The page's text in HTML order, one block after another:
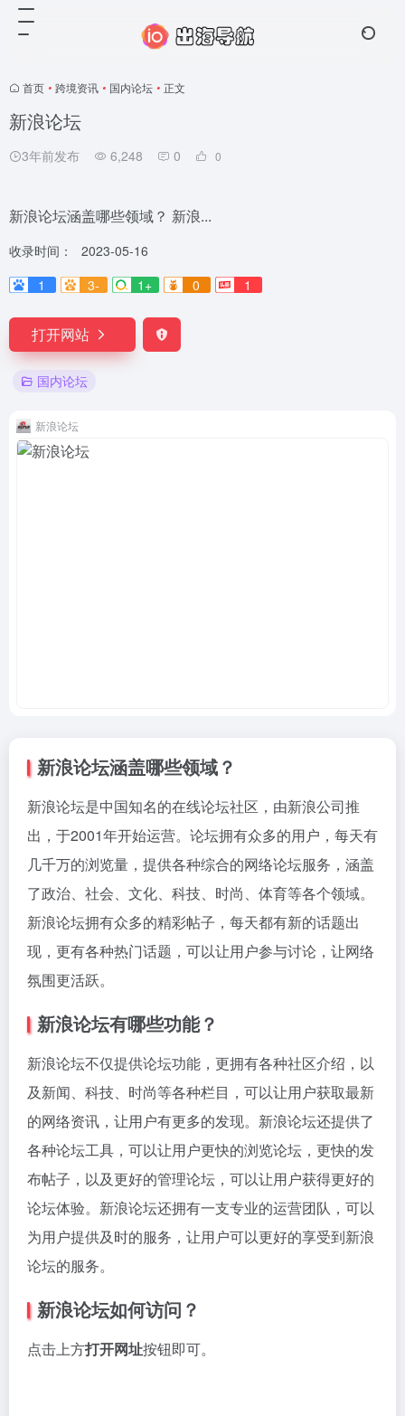
首页 • 跨境资讯 • 国内论坛 • 正文
新浪论坛
3年前发布 6,248 0 0
新浪论坛涵盖哪些领域？ 新浪...
收录时间：
2023-05-16
1
3- 1+ 0 1
打开网站
国内论坛
新浪论坛
新浪论坛涵盖哪些领域？
新浪论坛是中国知名的在线论坛社区，由新浪公司推
出，于2001年开始运营。论坛拥有众多的用户，每天有
几千万的浏览量，提供各种综合的网络论坛服务，涵盖
了政治、社会、文化、科技、时尚、体育等各个领域。
新浪论坛拥有众多的精彩帖子，每天都有新的话题出
现，更有各种热门话题，可以让用户参与讨论，让网络
氛围更活跃。
新浪论坛有哪些功能？
新浪论坛不仅提供论坛功能，更拥有各种社区介绍，以
及新闻、科技、时尚等各种栏目，可以让用户获取最新
的网络资讯，让用户有更多的发现。新浪论坛还提供了
各种论坛工具，可以让用户更快的浏览论坛，更快的发
布帖子，以及更好的管理论坛，可以让用户获得更好的
论坛体验。新浪论坛还拥有一支专业的运营团队，可以
为用户提供及时的服务，让用户可以更好的享受到新浪
论坛的服务。
新浪论坛如何访问？
点击上方打开网址按钮即可。